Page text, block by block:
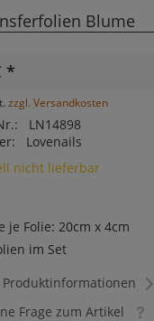
Blume
*
zzgl. Versandkosten
LN14898
Lovenails
nicht lieferbar
je Folie: 20cm x 4cm
im Set
Frage zum Artikel